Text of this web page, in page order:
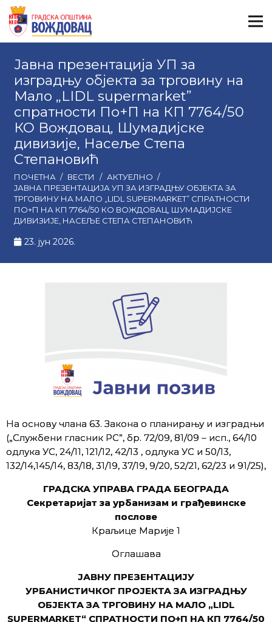
Јавна презентација УП за
изградњу објекта за трговину на
Мало „LIDL supermarket”
спратности По+П на КП 7764/50
КО Вождовац, Шумадијске
дивизије, Насеље Степа
Степановић
ПОЧЕТНА / ВЕСТИ / АКТУЕЛНО /
ЈАВНА ПРЕЗЕНТАЦИЈА УП ЗА ИЗГРАДЊУ ОБЈЕКТА ЗА
ТРГОВИНУ НА МАЛО „LIDL SUPERMARKET” СПРАТНОСТИ
ПО+П НА КП 7764/50 КО ВОЖДОВАЦ, ШУМАДИЈСКЕ
ДИВИЗИЈЕ, НАСЕЉЕ СТЕПА СТЕПАНОВИЋ
23. јун 2026.
На основу члана 63. Закона о планирању и изградњи
(„Службени гласник РС”, бр. 72/09, 81/09 – исп., 64/10
одлука УС, 24/11, 121/12, 42/13 , одлука УС и 50/13,
132/14,145/14, 83/18, 31/19, 37/19, 9/20, 52/21, 62/23 и 91/25),
ГРАДСКА УПРАВА ГРАДА БЕОГРАДА
Секретаријат за урбанизам и грађевинске
послове
Краљице Марије 1
Оглашава
ЈАВНУ ПРЕЗЕНТАЦИЈУ
УРБАНИСТИЧКОГ ПРОЈЕКТА ЗА ИЗГРАДЊУ
ОБЈЕКТА ЗА ТРГОВИНУ НА МАЛО „LIDL
SUPERMARKET“ СПРАТНОСТИ ПО+П НА КП 7764/50